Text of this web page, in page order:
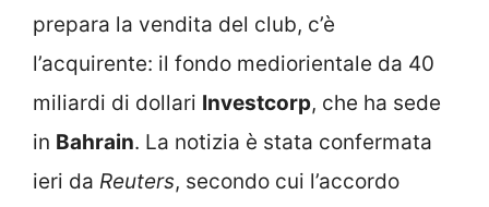
prepara la vendita del club, c’è
l’acquirente: il fondo mediorientale da 40
miliardi di dollari Investcorp, che ha sede
in Bahrain. La notizia è stata confermata
ieri da Reuters, secondo cui l’accordo